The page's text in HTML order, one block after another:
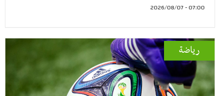
07:00 - 2026/08/07
رياضة